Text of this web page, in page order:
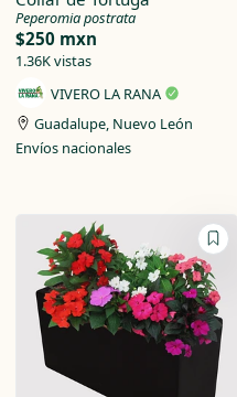
Peperomia postrata
$250 mxn
1.36K vistas
VIVERO LA RANA
Guadalupe, Nuevo León
Envíos nacionales